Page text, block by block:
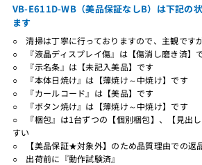
VB-E611D-WB（美品保証なしB）は下記の
ます
○ 清掃は丁寧に行っておりますので、主観です
○ 『液晶ディスプレイ傷』は【傷消し磨き済】
○ 『示名条』は【未記入美品】です
○ 『本体日焼け』は【薄焼け～中焼け】です
○ 『カールコード』は【美品】です
○ 『ボタン焼け』は【薄焼け～中焼け】です
○ 『梱包』は1台ずつの【個別梱包】、【見出
すい
○ 【美品保証★対象外】のため品質理由での返
○ 出荷前に『動作試験済』